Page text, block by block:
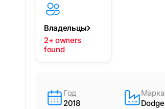
Владельцы
2+ owners
found
Год
2018
Марка
Dodge